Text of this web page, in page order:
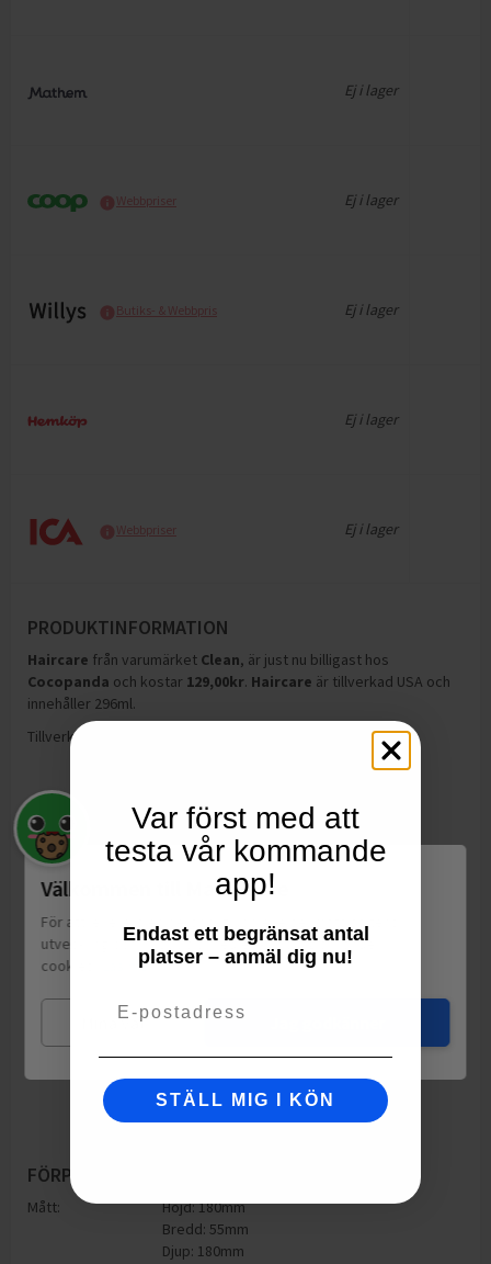
Ej i lager
Webbpriser Ej i lager
Butiks- & Webbpris Ej i lager
Ej i lager
Webbpriser Ej i lager
PRODUKTINFORMATION
Haircare från varumärket Clean, är just nu billigast hos
Cocopanda och kostar 129,00kr. Haircare är tillverkad USA och
innehåller 296ml.
Tillverkning:
FÖRPACKNING
Mått:
Höjd: 180mm
Bredd: 55mm
Djup: 180mm
Välkommen till Matspar.se
För att leverera en personlig upplevelse, mäta sajtens
utveckling och ha sociala medier-koppling använder vi
cookies.
Läs mer
Mina val
Var först med att
testa vår kommande
app!
Endast ett begränsat antal
platser – anmäl dig nu!
STÄLL MIG I KÖN